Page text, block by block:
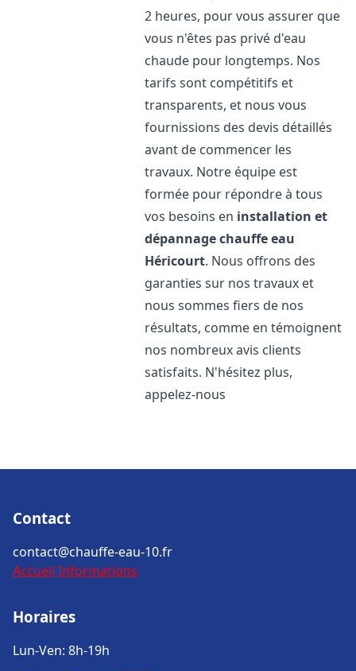
2 heures, pour vous assurer que
vous n'êtes pas privé d'eau
chaude pour longtemps. Nos
tarifs sont compétitifs et
transparents, et nous vous
fournissions des devis détaillés
avant de commencer les
travaux. Notre équipe est
formée pour répondre à tous
vos besoins en installation et
dépannage chauffe eau
Héricourt. Nous offrons des
garanties sur nos travaux et
nous sommes fiers de nos
résultats, comme en témoignent
nos nombreux avis clients
satisfaits. N'hésitez plus,
appelez-nous
Contact
contact@chauffe-eau-10.fr
Accueil Informations
Horaires
Lun-Ven: 8h-19h